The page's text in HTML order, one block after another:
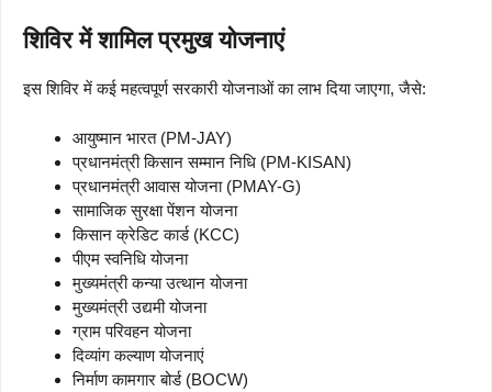
शिविर में शामिल प्रमुख योजनाएं
इस शिविर में कई महत्वपूर्ण सरकारी योजनाओं का लाभ दिया जाएगा, जैसे:
आयुष्मान भारत (PM-JAY)
प्रधानमंत्री किसान सम्मान निधि (PM-KISAN)
प्रधानमंत्री आवास योजना (PMAY-G)
सामाजिक सुरक्षा पेंशन योजना
किसान क्रेडिट कार्ड (KCC)
पीएम स्वनिधि योजना
मुख्यमंत्री कन्या उत्थान योजना
मुख्यमंत्री उद्यमी योजना
ग्राम परिवहन योजना
दिव्यांग कल्याण योजनाएं
निर्माण कामगार बोर्ड (BOCW)